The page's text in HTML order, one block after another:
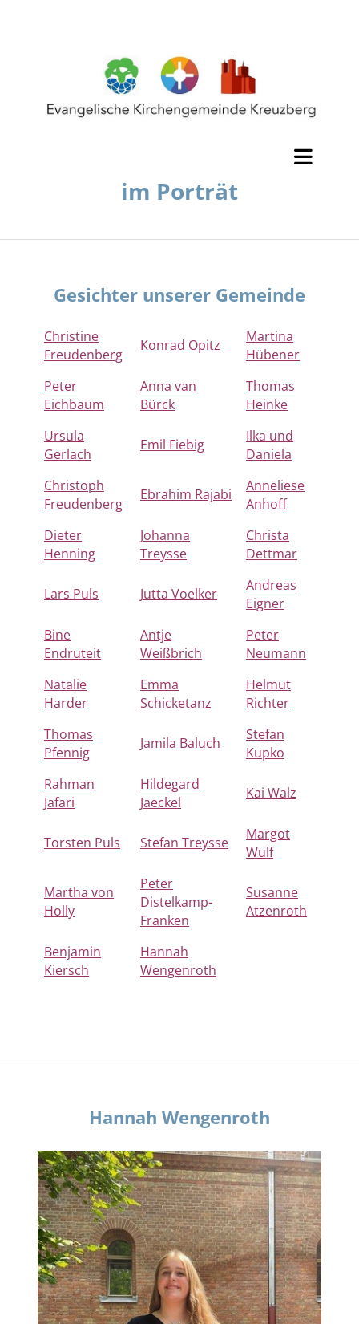
im Porträt
Gesichter unserer Gemeinde
Christine
Freudenberg
Konrad Opitz
Martina
Hübener
Peter
Eichbaum
Anna van
Bürck
Thomas
Heinke
Ursula
Gerlach
Emil Fiebig
Ilka und
Daniela
Christoph
Freudenberg
Ebrahim Rajabi
Anneliese
Anhoff
Dieter
Henning
Johanna
Treysse
Christa
Dettmar
Lars Puls Jutta Voelker
Andreas
Eigner
Bine
Endruteit
Antje
Weißbrich
Peter
Neumann
Natalie
Harder
Emma
Schicketanz
Helmut
Richter
Thomas
Pfennig
Jamila Baluch
Stefan
Kupko
Rahman
Jafari
Hildegard
Jaeckel
Kai Walz
Torsten Puls Stefan Treysse
Margot
Wulf
Martha von
Holly
Peter
Distelkamp-
Franken
Susanne
Atzenroth
Benjamin
Kiersch
Hannah
Wengenroth
Hannah Wengenroth